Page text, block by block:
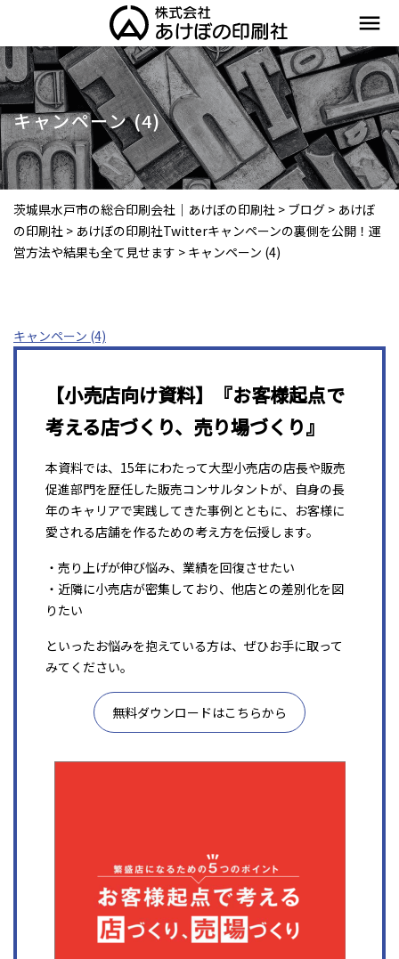
menu
キャンペーン (4)
茨城県水戸市の総合印刷会社｜あけぼの印刷社 > ブログ > あけぼ
の印刷社 > あけぼの印刷社Twitterキャンペーンの裏側を公開！運
営方法や結果も全て見せます > キャンペーン (4)
キャンペーン (4)
【小売店向け資料】『お客様起点で
考える店づくり、売り場づくり』
本資料では、15年にわたって大型小売店の店長や販売
促進部門を歴任した販売コンサルタントが、自身の長
年のキャリアで実践してきた事例とともに、お客様に
愛される店舗を作るための考え方を伝授します。
・売り上げが伸び悩み、業績を回復させたい
・近隣に小売店が密集しており、他店との差別化を図
りたい
といったお悩みを抱えている方は、ぜひお手に取って
みてください。
無料ダウンロードはこちらから